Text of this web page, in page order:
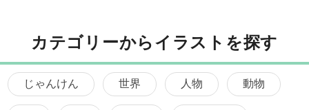
カテゴリーからイラストを探す
じゃんけん 世界 人物 動物